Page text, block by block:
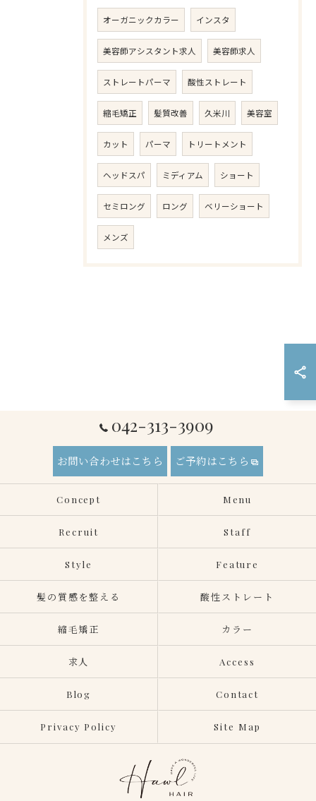
オーガニックカラー インスタ
美容師アシスタント求人 美容師求人
ストレートパーマ 酸性ストレート
縮毛矯正 髪質改善 久米川 美容室
カット パーマ トリートメント
ヘッドスパ ミディアム ショート
セミロング ロング ベリーショート
メンズ
042-313-3909
お問い合わせはこちら ご予約はこちら
Concept Menu
Recruit Staff
Style Feature
髪の質感を整える 酸性ストレート
縮毛矯正 カラー
求人 Access
Blog Contact
Privacy Policy Site Map